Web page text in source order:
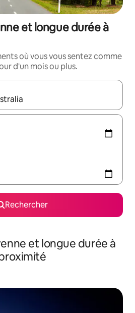
et longue durée à
où vous vous sentez comme
d'un mois ou plus.
utilisez les flèches vers le
Rechercher
et longue durée à